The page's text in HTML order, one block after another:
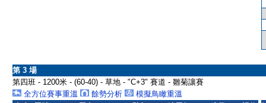
第 3 場
第四班 - 1200米 - (60-40) - 草地 - "C+3" 賽道 - 雛菊讓賽
全方位賽事重溫
餘勢分析
模擬鳥瞰重溫